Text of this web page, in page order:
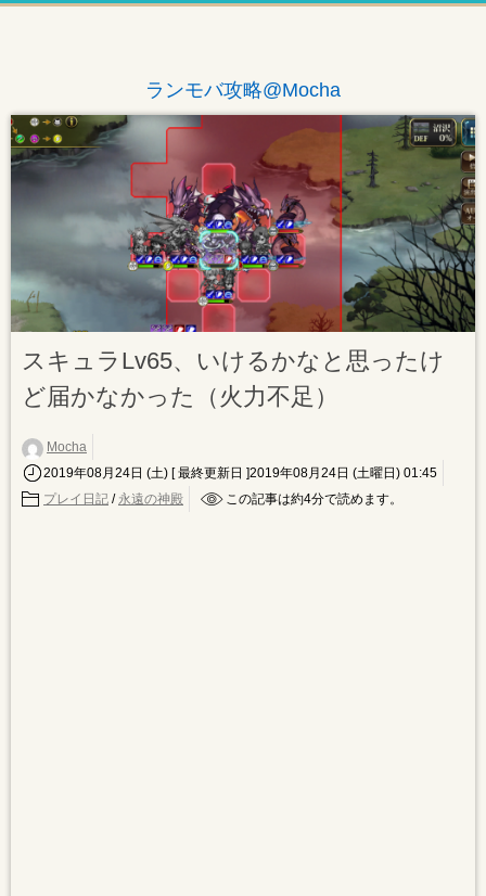
ランモバ攻略@Mocha
スキュラLv65、いけるかなと思ったけ
ど届かなかった（火力不足）
Mocha
2019年08月24日 (土) [ 最終更新日 ]2019年08月24日 (土曜日) 01:45
プレイ日記 / 永遠の神殿 この記事は約4分で読めます。